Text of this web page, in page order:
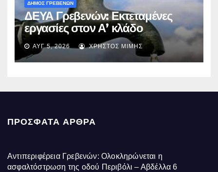
ΔΗΜΟΣ ΓΡΕΒΕΝΩΝ
ΔΕΥΑ Γρεβενών: Εκτεταμένες
εργασίες στον Α’ κλάδο
ύδρευσης – Ποιες περιοχές
επηρεάζονται την Πέμπτη
ΑΥΓ 5, 2026 ΧΡΉΣΤΟΣ ΜΊΜΗΣ
ΠΡΌΣΦΑΤΑ ΆΡΘΡΑ
Αντιπεριφέρεια Γρεβενών: Ολοκληρώνεται η
ασφαλτόστρωση της οδού Περιβόλι – Αβδέλλα 6